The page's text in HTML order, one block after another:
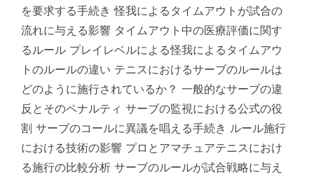
を要求する手続き 怪我によるタイムアウトが試合の
流れに与える影響 タイムアウト中の医療評価に関す
るルール プレイレベルによる怪我によるタイムアウ
トのルールの違い テニスにおけるサーブのルールは
どのように施行されているか？ 一般的なサーブの違
反とそのペナルティ サーブの監視における公式の役
割 サーブのコールに異議を唱える手続き ルール施行
における技術の影響 プロとアマチュアテニスにおけ
る施行の比較分析 サーブのルールが試合戦略に与え